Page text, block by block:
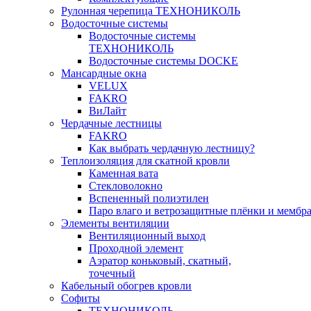
Рулонная черепица ТЕХНОНИКОЛЬ
Водосточные системы
Водосточные системы
ТЕХНОНИКОЛЬ
Водосточные системы DOCKE
Мансардные окна
VELUX
FAKRO
ВиЛайт
Чердачные лестницы
FAKRO
Как выбрать чердачную лестницу?
Теплоизоляция для скатной кровли
Каменная вата
Стекловолокно
Вспененный полиэтилен
Паро влаго и ветрозащитные плёнки и
Элементы вентиляции
Вентиляционный выход
Проходной элемент
Аэратор коньковый, скатный,
точечный
Кабельный обогрев кровли
Софиты